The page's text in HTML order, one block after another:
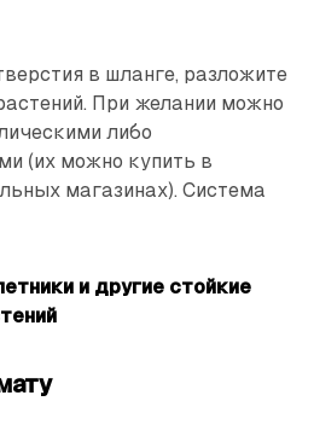
в шланге, разложите
При желании можно
либо
(их можно купить в
магазинах). Система
и другие стойкие